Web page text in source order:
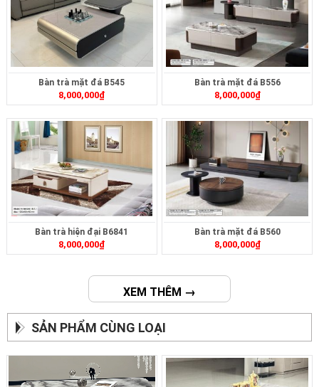
Bàn trà mặt đá B545
8,000,000₫
Bàn trà mặt đá B556
8,000,000₫
Bàn trà hiện đại B6841
8,000,000₫
Bàn trà mặt đá B560
8,000,000₫
XEM THÊM →
SẢN PHẨM CÙNG LOẠI